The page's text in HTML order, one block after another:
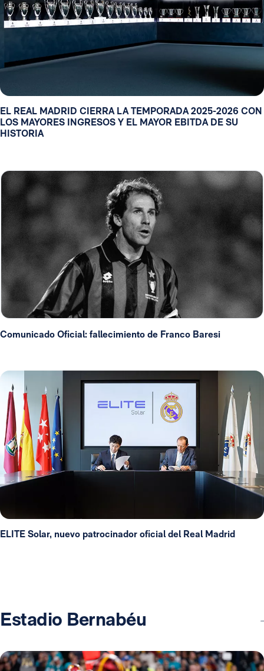
EL REAL MADRID CIERRA LA TEMPORADA 2025-2026 CON
LOS MAYORES INGRESOS Y EL MAYOR EBITDA DE SU
HISTORIA
Comunicado Oficial: fallecimiento de Franco Baresi
ELITE Solar, nuevo patrocinador oficial del Real Madrid
Estadio Bernabéu